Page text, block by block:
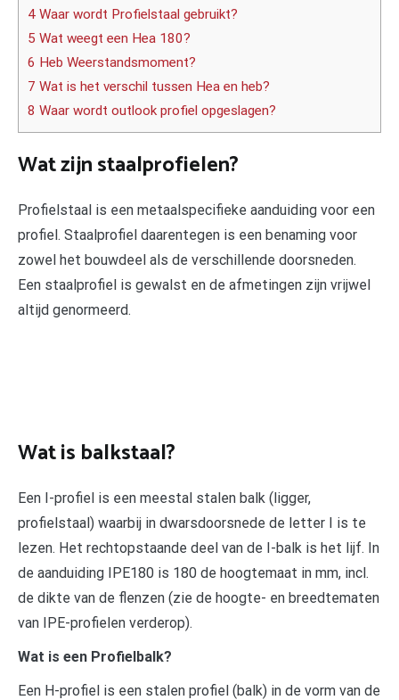
4 Waar wordt Profielstaal gebruikt?
5 Wat weegt een Hea 180?
6 Heb Weerstandsmoment?
7 Wat is het verschil tussen Hea en heb?
8 Waar wordt outlook profiel opgeslagen?
Wat zijn staalprofielen?
Profielstaal is een metaalspecifieke aanduiding voor een
profiel. Staalprofiel daarentegen is een benaming voor
zowel het bouwdeel als de verschillende doorsneden.
Een staalprofiel is gewalst en de afmetingen zijn vrijwel
altijd genormeerd.
Wat is balkstaal?
Een I-profiel is een meestal stalen balk (ligger,
profielstaal) waarbij in dwarsdoorsnede de letter I is te
lezen. Het rechtopstaande deel van de I-balk is het lijf. In
de aanduiding IPE180 is 180 de hoogtemaat in mm, incl.
de dikte van de flenzen (zie de hoogte- en breedtematen
van IPE-profielen verderop).
Wat is een Profielbalk?
Een H-profiel is een stalen profiel (balk) in de vorm van de